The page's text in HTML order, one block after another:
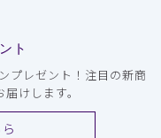
ト
プレゼント！注目の新商
けします。